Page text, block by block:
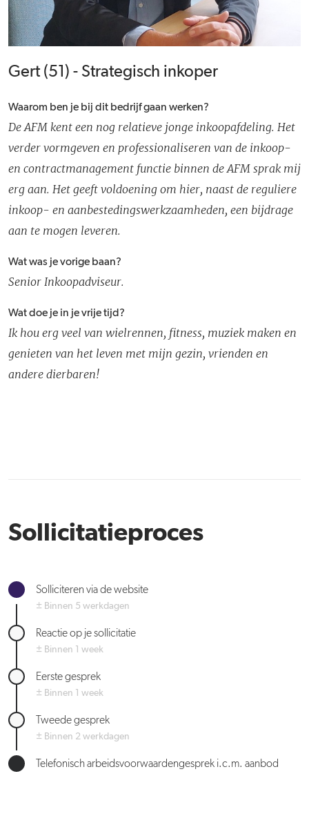
Gert (51) - Strategisch inkoper
Waarom ben je bij dit bedrijf gaan werken?
De AFM kent een nog relatieve jonge inkoopafdeling. Het
verder vormgeven en professionaliseren van de inkoop-
en contractmanagement functie binnen de AFM sprak mij
erg aan. Het geeft voldoening om hier, naast de reguliere
inkoop- en aanbestedingswerkzaamheden, een bijdrage
aan te mogen leveren.
Wat was je vorige baan?
Senior Inkoopadviseur.
Wat doe je in je vrije tijd?
Ik hou erg veel van wielrennen, fitness, muziek maken en
genieten van het leven met mijn gezin, vrienden en
andere dierbaren!
Sollicitatieproces
Solliciteren via de website
± Binnen 5 werkdagen
Reactie op je sollicitatie
± Binnen 1 week
Eerste gesprek
± Binnen 1 week
Tweede gesprek
± Binnen 2 werkdagen
Telefonisch arbeidsvoorwaardengesprek i.c.m. aanbod